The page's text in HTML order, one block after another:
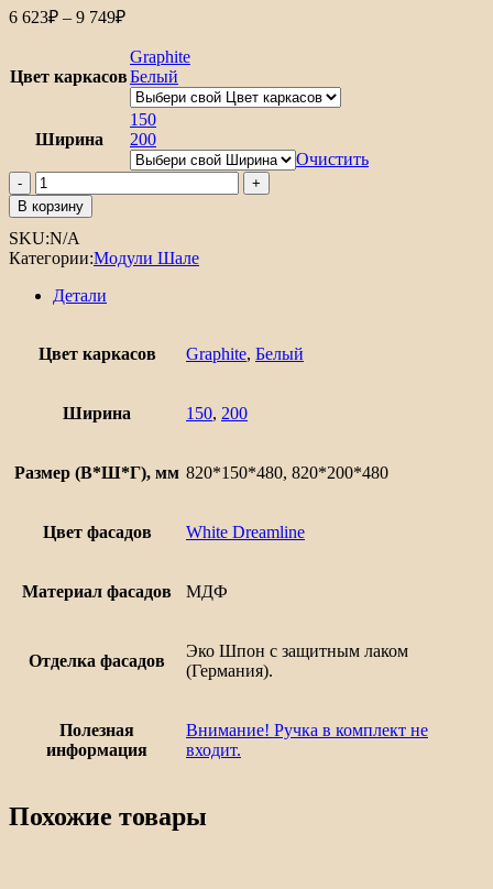
6 623₽ – 9 749₽Диапазон
6
623₽
9
749₽
Цвет каркасов
Graphite
Белый
Ширина
150
200
Очистить
Количество
товара
Шкаф
нижний
бутылочница
В корзину
SKU:N/A
Категории:Модули Шале
Детали
Цвет каркасов Graphite, Белый
Ширина 150, 200
Размер (В*Ш*Г), мм 820*150*480, 820*200*480
Цвет фасадов White Dreamline
Материал фасадов МДФ
Отделка фасадов
Эко Шпон с защитным лаком
(Германия).
Полезная
информация
Внимание! Ручка в комплект не
входит.
Похожие товары